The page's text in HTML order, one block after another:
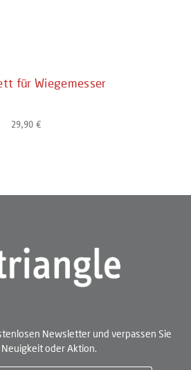
für Wiegemesser
Regulärer Preis:
29,90 €
Newsletter und verpassen Sie
oder Aktion.